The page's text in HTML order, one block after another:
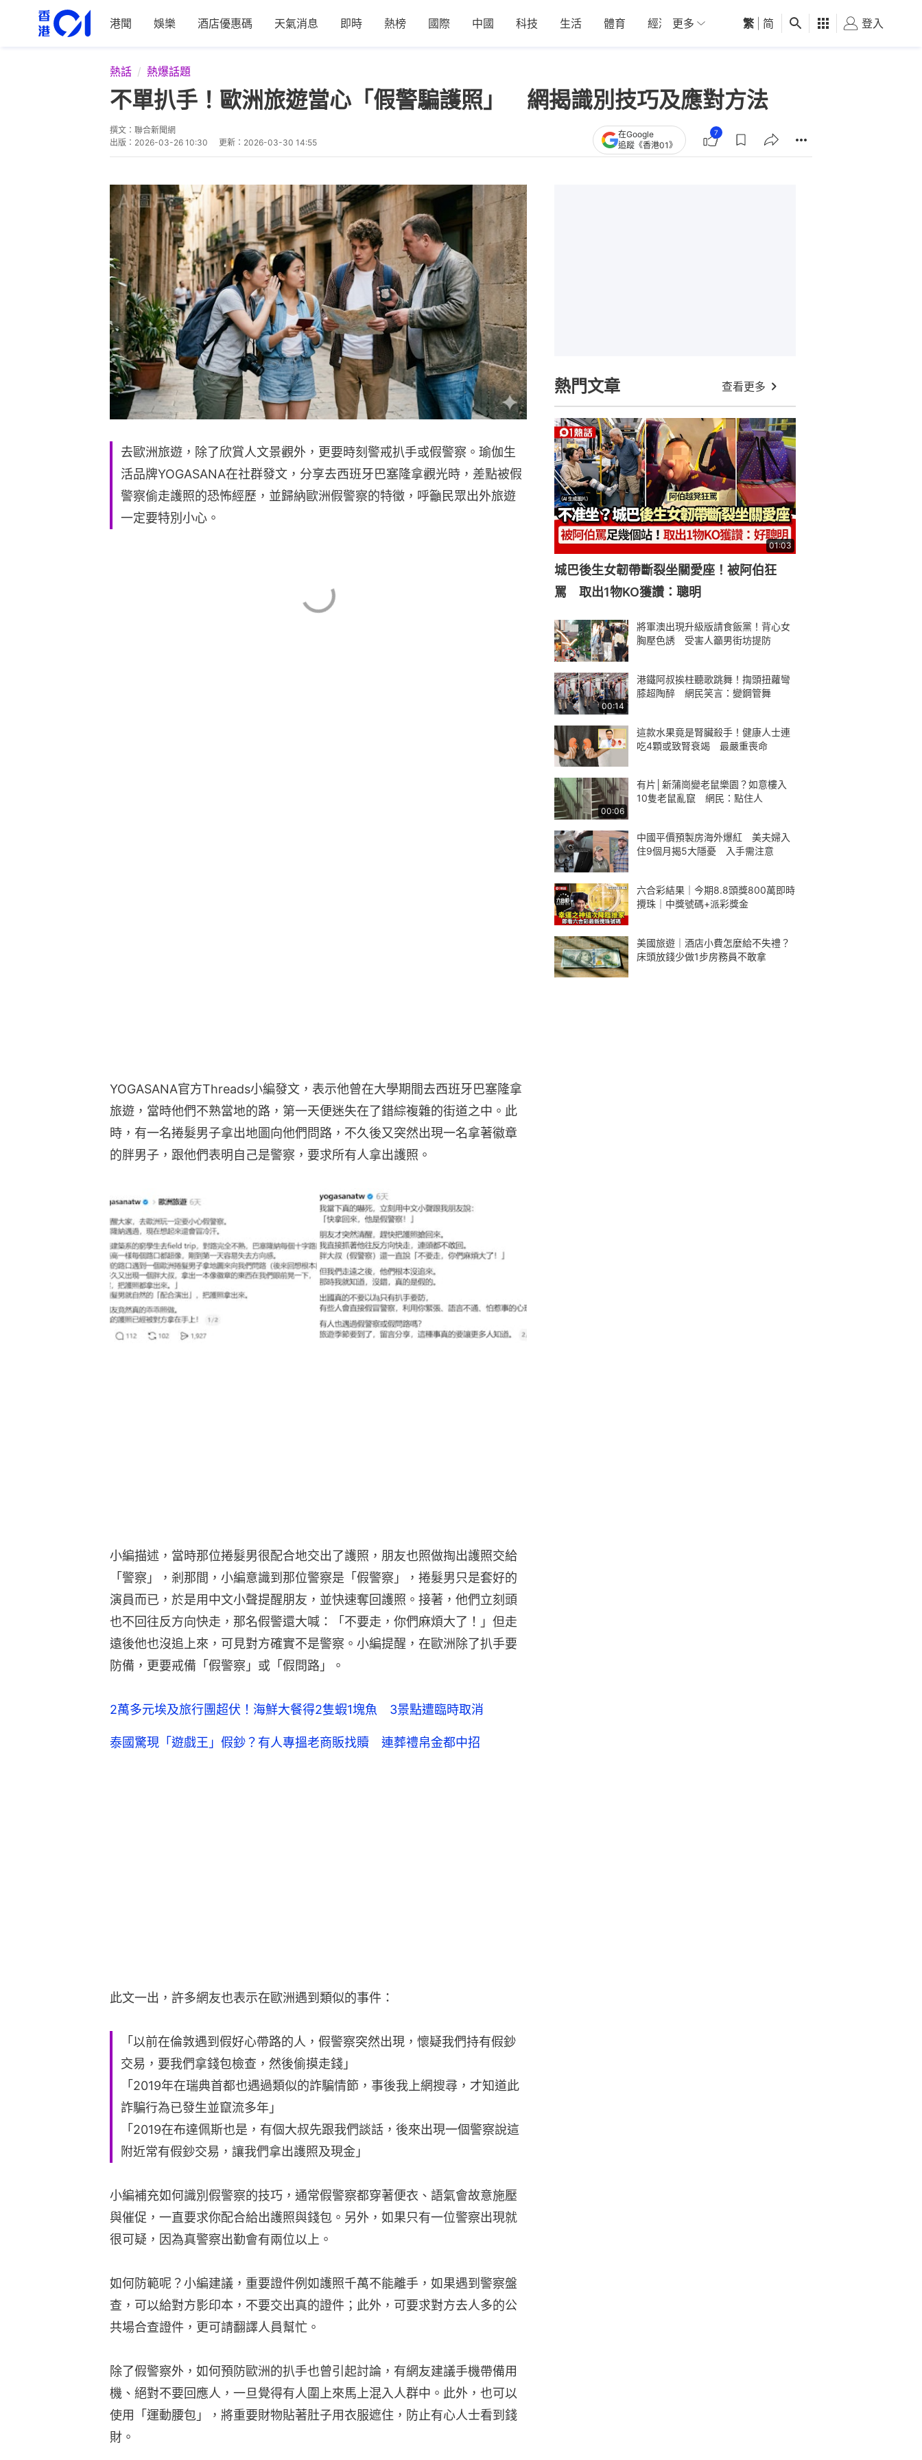
港聞 娛樂 酒店優惠碼 天氣消息 即時 熱榜 國際 中國 科技 生活 體育 經濟 01深圳 觀點 健康 好食玩飛
更多 繁 简 登入
熱話 熱爆話題
不單扒手！歐洲旅遊當心「假警騙護照」 網揭識別技巧及應對方法
撰文： 聯合新聞網
出版： 2026-03-26 10:30 更新： 2026-03-30 14:55
在Google
追蹤《香港01》
7
去歐洲旅遊，除了欣賞人文景觀外，更要時刻警戒扒手或假警察。瑜伽生
活品牌YOGASANA在社群發文，分享去西班牙巴塞隆拿觀光時，差點被假
警察偷走護照的恐怖經歷，並歸納歐洲假警察的特徵，呼籲民眾出外旅遊
一定要特別小心。
YOGASANA官方Threads小編發文，表示他曾在大學期間去西班牙巴塞隆拿
旅遊，當時他們不熟當地的路，第一天便迷失在了錯綜複雜的街道之中。此
時，有一名捲髮男子拿出地圖向他們問路，不久後又突然出現一名拿著徽章
的胖男子，跟他們表明自己是警察，要求所有人拿出護照。
小編描述，當時那位捲髮男很配合地交出了護照，朋友也照做掏出護照交給
「警察」，剎那間，小編意識到那位警察是「假警察」，捲髮男只是套好的
演員而已，於是用中文小聲提醒朋友，並快速奪回護照。接著，他們立刻頭
也不回往反方向快走，那名假警還大喊：「不要走，你們麻煩大了！」但走
遠後他也沒追上來，可見對方確實不是警察。小編提醒，在歐洲除了扒手要
防備，更要戒備「假警察」或「假問路」。
2萬多元埃及旅行團超伏！海鮮大餐得2隻蝦1塊魚 3景點遭臨時取消
泰國驚現「遊戲王」假鈔？有人專搵老商販找贖 連葬禮帛金都中招
此文一出，許多網友也表示在歐洲遇到類似的事件：
「以前在倫敦遇到假好心帶路的人，假警察突然出現，懷疑我們持有假鈔
交易，要我們拿錢包檢查，然後偷摸走錢」
「2019年在瑞典首都也遇過類似的詐騙情節，事後我上網搜尋，才知道此
詐騙行為已發生並竄流多年」
「2019在布達佩斯也是，有個大叔先跟我們談話，後來出現一個警察說這
附近常有假鈔交易，讓我們拿出護照及現金」
小編補充如何識別假警察的技巧，通常假警察都穿著便衣、語氣會故意施壓
與催促，一直要求你配合給出護照與錢包。另外，如果只有一位警察出現就
很可疑，因為真警察出勤會有兩位以上。
如何防範呢？小編建議，重要證件例如護照千萬不能離手，如果遇到警察盤
查，可以給對方影印本，不要交出真的證件；此外，可要求對方去人多的公
共場合查證件，更可請翻譯人員幫忙。
除了假警察外，如何預防歐洲的扒手也曾引起討論，有網友建議手機帶備用
機、絕對不要回應人，一旦覺得有人圍上來馬上混入人群中。此外，也可以
使用「運動腰包」，將重要財物貼著肚子用衣服遮住，防止有心人士看到錢
財。
熱門文章 查看更多
01:03
城巴後生女韌帶斷裂坐關愛座！被阿伯狂
罵 取出1物KO獲讚：聰明
將軍澳出現升級版請食飯黨！背心女
胸壓色誘 受害人籲男街坊提防
00:14
港鐵阿叔挨柱聽歌跳舞！揈頭扭蘿彎
膝超陶醉 網民笑言：變鋼管舞
這款水果竟是腎臟殺手！健康人士連
吃4顆或致腎衰竭 最嚴重喪命
00:06
有片│新蒲崗變老鼠樂園？如意樓入
10隻老鼠亂竄 網民：點住人
中國平價預製房海外爆紅 美夫婦入
住9個月揭5大隱憂 入手需注意
六合彩結果｜今期8.8頭獎800萬即時
攪珠｜中獎號碼+派彩獎金
美國旅遊｜酒店小費怎麼給不失禮？
床頭放錢少做1步房務員不敢拿